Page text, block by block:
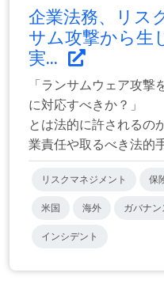
企業法務、リス
サム攻撃から生
実...
「ランサムウェア攻撃
に対応すべきか？」
とは法的に許される
業責任や取るべき法
リスクマネジメント 保
米国 海外 ガバナン
インシデント